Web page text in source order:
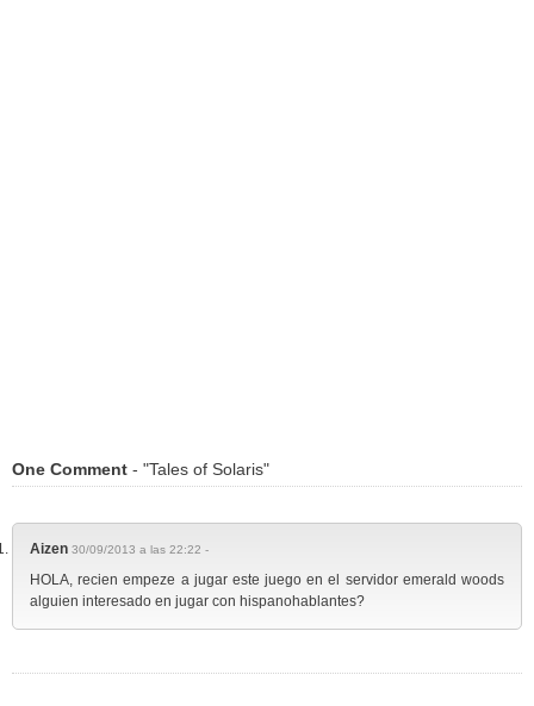
One Comment - "Tales of Solaris"
Aizen 30/09/2013 a las 22:22 -
HOLA, recien empeze a jugar este juego en el servidor emerald woods
alguien interesado en jugar con hispanohablantes?